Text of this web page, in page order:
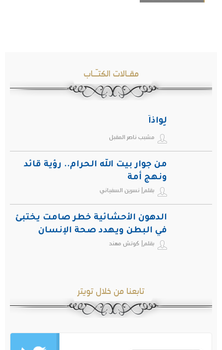
مقـالات الكتـّـاب
لِواذاً
مشبب ناصر المقبل
من جوار بيت الله الحرام.. رؤية قائد
ونهج أمة
بقلم| نسرين السفياني
الدهون الأحشائية خطر صامت يختبئ
في البطن ويهدد صحة الإنسان
بقلم| كوتش مهند
تابعنا من خلال تويتر